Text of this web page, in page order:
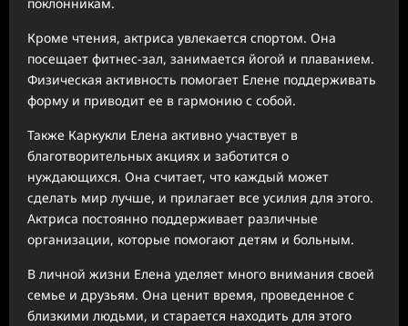
Кроме чтения, актриса увлекается спортом. Она
посещает фитнес-зал, занимается йогой и плаванием.
Физическая активность помогает Елене поддерживать
форму и приводит ее в гармонию с собой.
Также Каркукли Елена активно участвует в
благотворительных акциях и заботится о
нуждающихся. Она считает, что каждый может
сделать мир лучше, и прилагает все усилия для этого.
Актриса постоянно поддерживает различные
организации, которые помогают детям и больным.
В личной жизни Елена уделяет много внимания своей
семье и друзьям. Она ценит время, проведенное с
близкими людьми, и старается находить для этого